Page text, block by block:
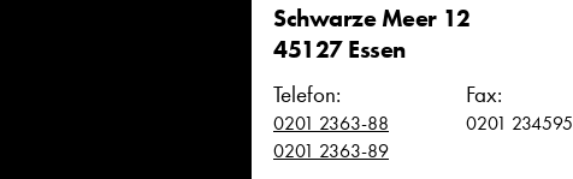
Schwarze Meer 12
45127 Essen
Telefon:
0201 2363-88
0201 2363-89
Fax:
0201 234595